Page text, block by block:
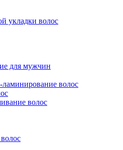
укладки волос
для мужчин
ламинирование волос
волос